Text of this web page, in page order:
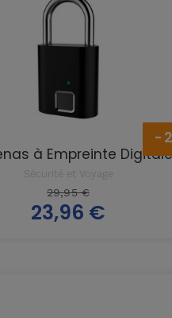
à Empreinte Digitale
Sécurité et Voyage
Prix
de
base
29,95 €
Prix
23,96 €
-